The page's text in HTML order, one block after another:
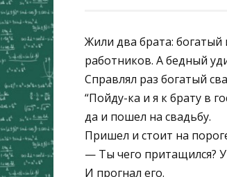
Жили два брата: богатый
работников. А бедный
Справлял раз богатый
“Пойду-ка и я к брату в
да и пошел на свадьбу.
Пришел и стоит на
— Ты чего притащился? У
И прогнал его.